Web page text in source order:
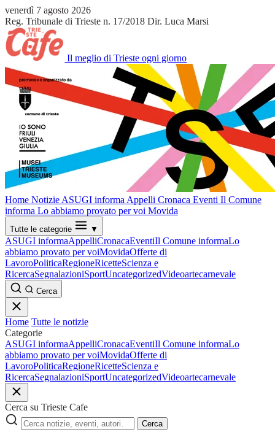
venerdì 7 agosto 2026
Reg. Tribunale di Trieste n. 17/2018 Dir. Luca Marsi
Il meglio di Trieste ogni giorno
Home Notizie ASUGI informa Appelli Cronaca Eventi Il Comune
informa Lo abbiamo provato per voi Movida
Tutte le categorie ▼
ASUGI informaAppelliCronacaEventiIl Comune informaLo
abbiamo provato per voiMovidaOfferte di
LavoroPoliticaRegioneRicetteScienza e
RicercaSegnalazioniSportUncategorizedVideoartecarnevale
Cerca
Home Tutte le notizie
Categorie
ASUGI informaAppelliCronacaEventiIl Comune informaLo
abbiamo provato per voiMovidaOfferte di
LavoroPoliticaRegioneRicetteScienza e
RicercaSegnalazioniSportUncategorizedVideoartecarnevale
Cerca su Trieste Cafe
Cerca